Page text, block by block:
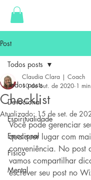
Post
Todos posts
Devocional
Espiritualidade
Emocional
Físico
Mental
Todos posts
Checklist
Claudia Clara | Coach
10 de out. de 2020 1
Atualizado:15 de set. de
Você pode gerenciar
qualquer lugar com
conveniência. No post
vamos compartilhar
escrever seu post no